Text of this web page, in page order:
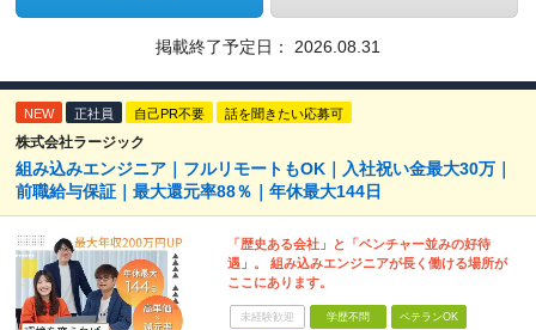
掲載終了予定日： 2026.08.31
NEW 正社員 自己PR不要 話を聞きたい応募可
株式会社ラージック
組み込みエンジニア｜フルリモートもOK｜入社祝い金最大30万｜
前職給与保証｜最大還元率88％｜年休最大144日
「歴史ある会社」と「ベンチャー並みの好待
遇」。 組み込みエンジニアが長く働ける場所が
ここにあります。
未経験歓迎 学歴不問 ベテランOK